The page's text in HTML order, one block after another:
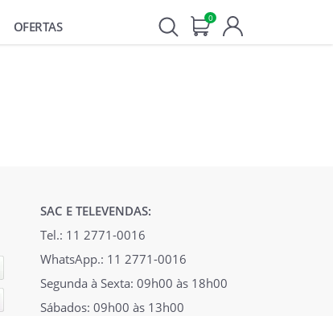
OFERTAS
0
SAC E TELEVENDAS:
Tel.: 11 2771-0016
WhatsApp.: 11 2771-0016
Segunda à Sexta: 09h00 às 18h00
Sábados: 09h00 às 13h00